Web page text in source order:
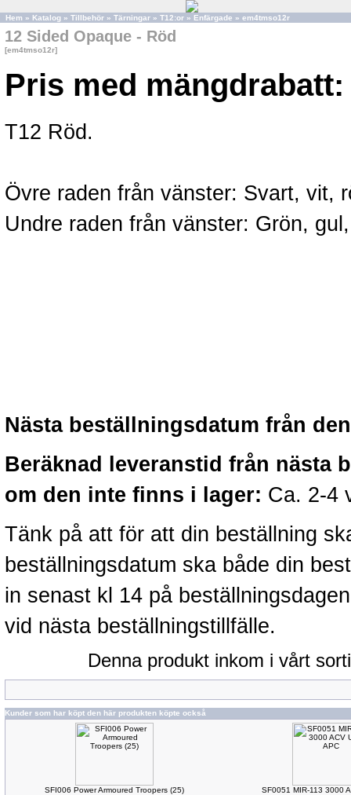
Hem » Katalog » Tillbehör » Tärningar » T12:or » Enfärgade » em4tmso12r
12 Sided Opaque - Röd
[em4tmso12r]
Pris med mängdrabatt:
T12 Röd.
Övre raden från vänster: Svart, vit,
Undre raden från vänster: Grön,
Nästa beställningsdatum från
Beräknad leveranstid från nästa
om den inte finns i lager: Ca. 2-4
Tänk på att för att din beställning
beställningsdatum ska både din
in senast kl 14 på
vid nästa beställningstillfälle.
Denna produkt inkom i vårt
Kunder som har köpt den här produkten köpte också
SFI006 Power Armoured Troopers (25) SF0051 MIR-113 3000